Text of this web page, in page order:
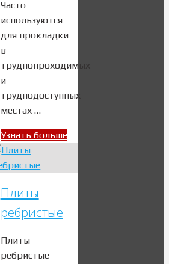
Часто
используются
для прокладки
в
труднопроходимых
и
труднодоступных
местах …
Узнать больше
Плиты
ребристые
Плиты
ребристые –